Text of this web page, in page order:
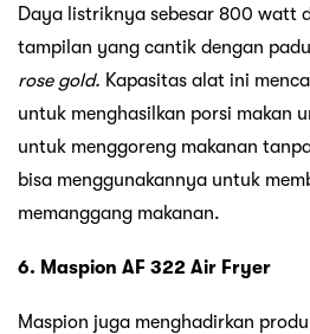
Daya listriknya sebesar 800 watt
tampilan yang cantik dengan
rose gold. Kapasitas alat ini
untuk menghasilkan porsi makan
untuk menggoreng makanan
bisa menggunakannya untuk
memanggang makanan.
6. Maspion AF 322 Air Fryer
Maspion juga menghadirkan